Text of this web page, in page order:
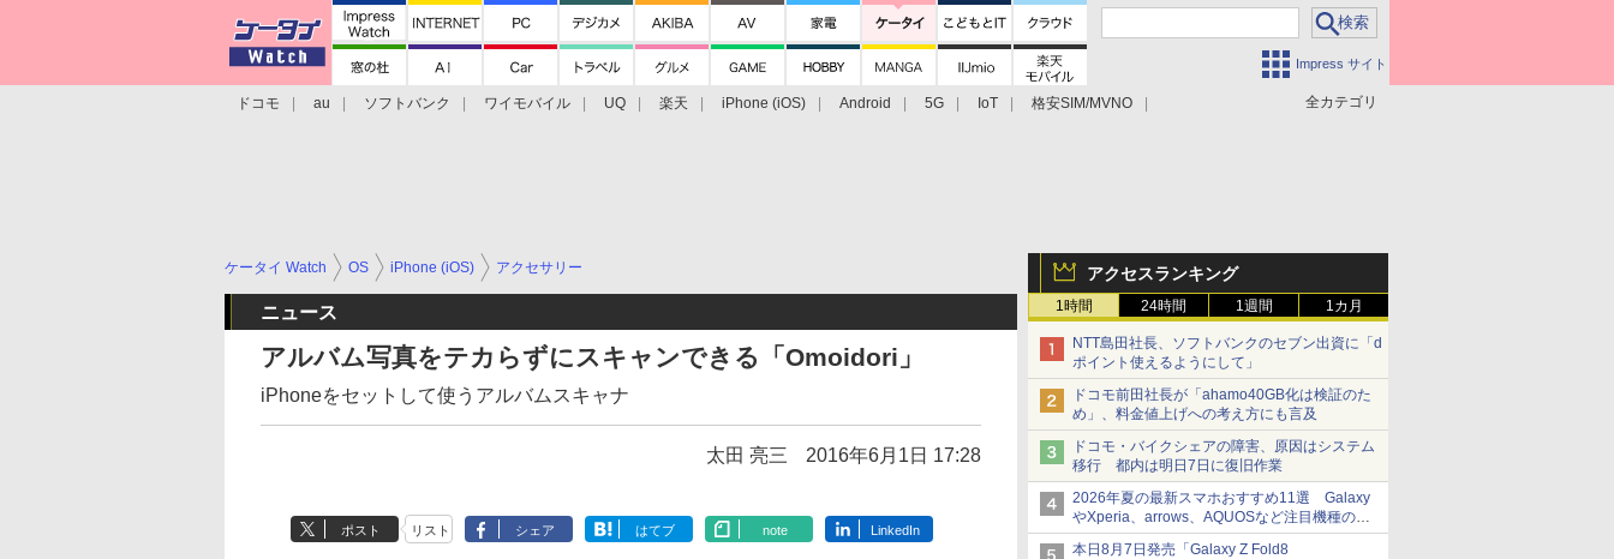
Impress サイト
全カテゴリ
ドコモ au ソフトバンク ワイモバイル UQ 楽天 iPhone (iOS) Android 5G IoT
格安SIM/MVNO
アクセスランキング
1時間 24時間 1週間 1カ月
NTT島田社長、ソフトバンクのセブン出資に「d
ポイント使えるようにして」
ドコモ前田社長が「ahamo40GB化は検証のた
め」、料金値上げへの考え方にも言及
ドコモ・バイクシェアの障害、原因はシステム
移行 都内は明日7日に復旧作業
2026年夏の最新スマホおすすめ11選 Galaxy
やXperia、arrows、AQUOSなど注目機種の特
徴は
本日8月7日発売「Galaxy Z Fold8
ケータイ Watch OS iPhone (iOS) アクセサリー
ニュース
アルバム写真をテカらずにスキャンできる「Omoidori」
iPhoneをセットして使うアルバムスキャナ
太田 亮三 2016年6月1日 17:28
ポスト リスト シェア はてブ note LinkedIn